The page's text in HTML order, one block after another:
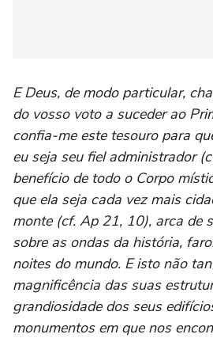
E Deus, de modo particular,
do vosso voto a suceder ao
confia-me este tesouro para
eu seja seu fiel administrador
benefício de todo o Corpo
que ela seja cada vez mais
monte (cf. Ap 21, 10), arca de
sobre as ondas da história,
noites do mundo. E isto não
magnificência das suas
grandiosidade dos seus
monumentos em que nos